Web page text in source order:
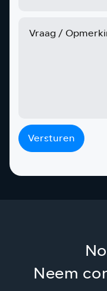
Versturen
Neem